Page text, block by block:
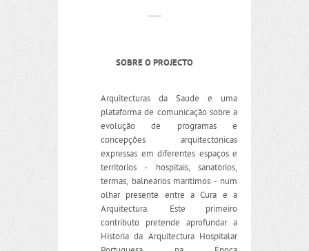
SOBRE O PROJECTO
Arquitecturas da Saúde é uma
plataforma de comunicação sobre a
evolução de programas e
concepções arquitectónicas
expressas em diferentes espaços e
territórios - hospitais, sanatórios,
termas, balneários marítimos - num
olhar presente entre a Cura e a
Arquitectura. Este primeiro
contributo pretende aprofundar a
História da Arquitectura Hospitalar